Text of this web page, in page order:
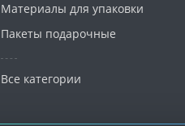
Материалы для упаковки
Пакеты подарочные
Все категории